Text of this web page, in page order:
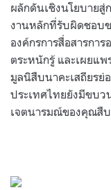
ผลักดันเชิงนโยบาย
งานหลักที่รับผิดชอบ
องค์กรการสื่อสารกา
ตระหนักรู้ และเผยแ
มูลนิสืบนาคะเสถียรย่
ประเทศไทยยังมีขบว
เจตนารมณ์ของคุณสืบ